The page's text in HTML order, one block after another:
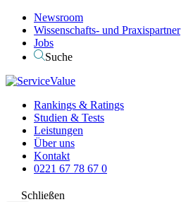
Newsroom
Wissenschafts- und Praxispartner
Jobs
Suche
Rankings & Ratings
Studien & Tests
Leistungen
Über uns
Kontakt
0221 67 78 67 0
Schließen